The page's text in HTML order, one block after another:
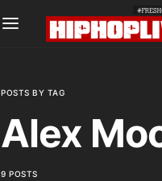
POSTS BY TAG
Alex
9 POSTS